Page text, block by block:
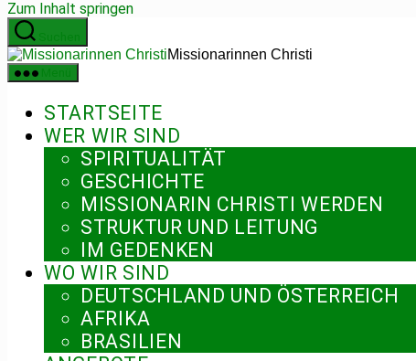
Zum Inhalt springen
Missionarinnen Christi
STARTSEITE
WER WIR SIND
SPIRITUALITÄT
GESCHICHTE
MISSIONARIN CHRISTI WERDEN
STRUKTUR UND LEITUNG
IM GEDENKEN
WO WIR SIND
DEUTSCHLAND UND ÖSTERREICH
AFRIKA
BRASILIEN